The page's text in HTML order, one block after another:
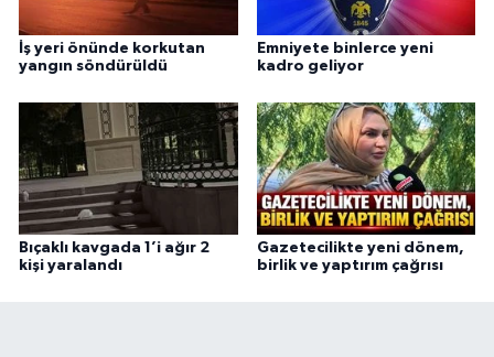
İş yeri önünde korkutan
yangın söndürüldü
Emniyete binlerce yeni
kadro geliyor
Bıçaklı kavgada 1’i ağır 2
kişi yaralandı
Gazetecilikte yeni dönem,
birlik ve yaptırım çağrısı